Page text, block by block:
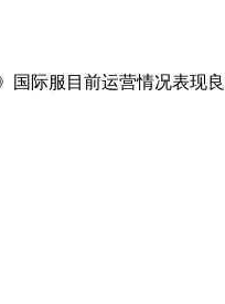
际服目前运营情况表现